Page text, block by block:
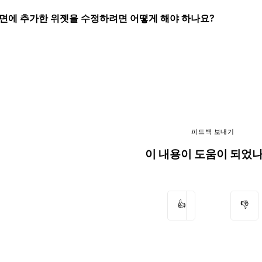
에 추가한 위젯을 수정하려면 어떻게 해야 하나요?
피드백 보내기
이 내용이 도움이 되었
👍 👎